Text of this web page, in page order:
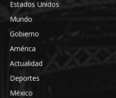
Estados Unidos
Mundo
Gobierno
América
Actualidad
Deportes
México